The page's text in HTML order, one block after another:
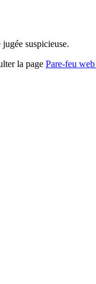
suspicieuse.
la page Pare-feu